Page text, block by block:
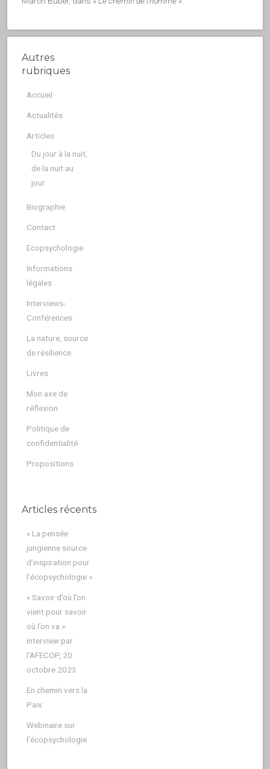
Autres
rubriques
Accueil
Actualités
Articles
Du jour à la nuit,
de la nuit au
jour
Biographie
Contact
Ecopsychologie
Informations
légales
Interviews-
Conférences
La nature, source
de résilience
Livres
Mon axe de
réflexion
Politique de
confidentialité
Propositions
Articles récents
« La pensée
jungienne source
d’inspiration pour
l’écopsychologie »
« Savoir d’où l’on
vient pour savoir
où l’on va »
interview par
l’AFECOP, 20
octobre 2023
En chemin vers la
Paix
Webinaire sur
l’écopsychologie